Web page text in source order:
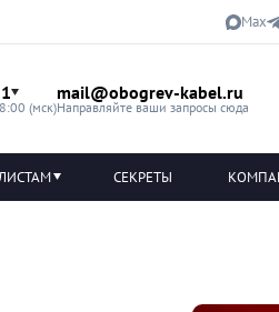
Max
(мск)
mail@obogrev-kabel.ru
Направляйте ваши запросы сюда
СЕКРЕТЫ